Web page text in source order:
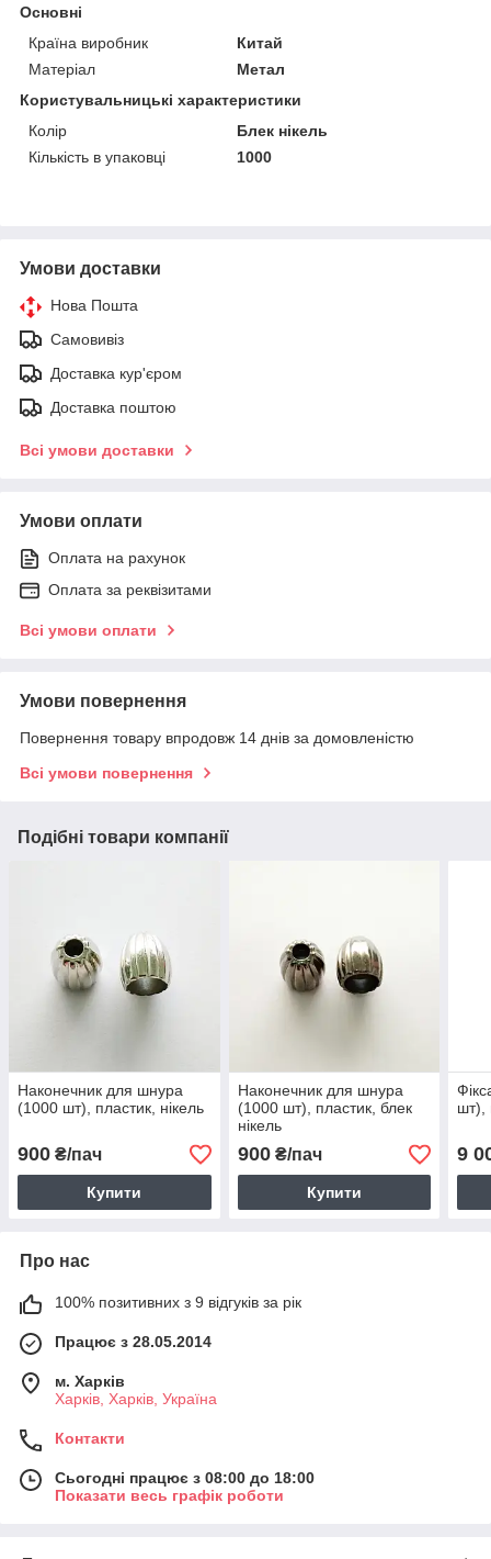
Основні
Країна виробник
Китай
Матеріал
Метал
Користувальницькі характеристики
Колір
Блек нікель
Кількість в упаковці
1000
Умови доставки
Нова Пошта
Самовивіз
Доставка кур'єром
Доставка поштою
Всі умови доставки
Умови оплати
Оплата на рахунок
Оплата за реквізитами
Всі умови оплати
Умови повернення
Повернення товару впродовж 14 днів за домовленістю
Всі умови повернення
Подібні товари компанії
Наконечник для шнура
(1000 шт), пластик, нікель
900 ₴/пач
Купити
Наконечник для шнура
(1000 шт), пластик, блек
нікель
900₴/пач
Купити
шт),
9
Про нас
100% позитивних з 9 відгуків за рік
Працює з 28.05.2014
м. Харків
Харків, Харків, Україна
Контакти
Сьогодні працює з 08:00 до 18:00
Показати весь графік роботи